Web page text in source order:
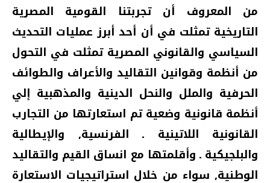
من المعروف أن تجربتنا القومية المصرية
التاريخية تمثلت في أن أحد أبرز عمليات التحديث
السياسي والقانوني المصرية تمثلت في التحول
من أنظمة وقوانين التقاليد والأعراف والطوائف
الحرفية والملل والنحل الدينية والمذهبية إلي
أنظمة قانونية وضعية تم استعارتها من التجارب
القانونية اللاتينية ـ الفرنسية‏,‏ والإيطالية
والبلجيكية ـ وأقلمتها مع انساق القيم والتقاليد
الوطنية‏,‏ سواء من خلال استراتيجيات الاستعارة